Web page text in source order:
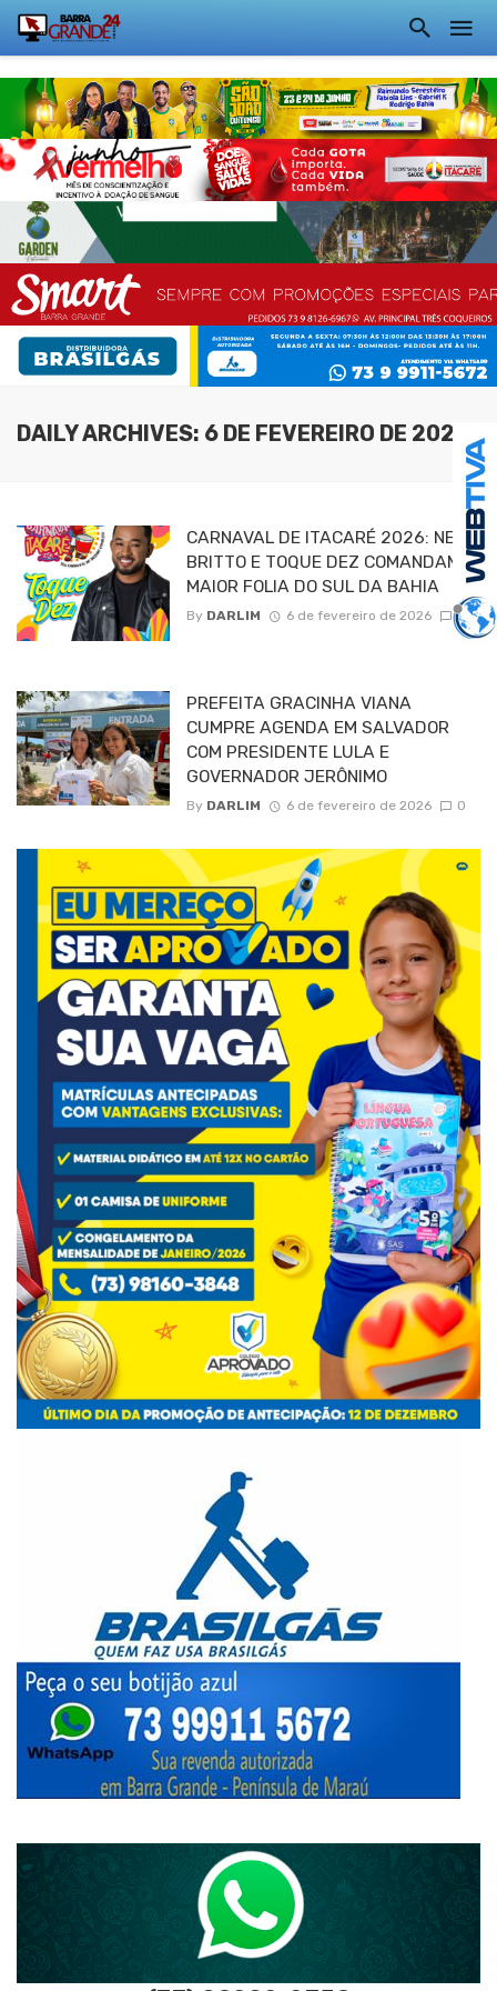
DAILY ARCHIVES: 6 DE FEVEREIRO DE 2026
CARNAVAL DE ITACARÉ 2026: NETO
BRITTO E TOQUE DEZ COMANDAM A
MAIOR FOLIA DO SUL DA BAHIA
By DARLIM 6 de fevereiro de 2026 0
PREFEITA GRACINHA VIANA
CUMPRE AGENDA EM SALVADOR
COM PRESIDENTE LULA E
GOVERNADOR JERÔNIMO
By DARLIM 6 de fevereiro de 2026 0